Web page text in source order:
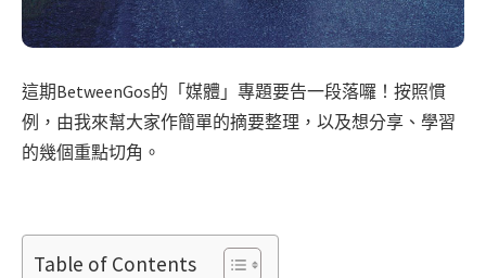
這期BetweenGos的「媒體」專題要告一段落囉！按照慣
例，由我來幫大家作簡單的摘要整理，以及想分享、學習
的幾個重點切角。
Table of Contents